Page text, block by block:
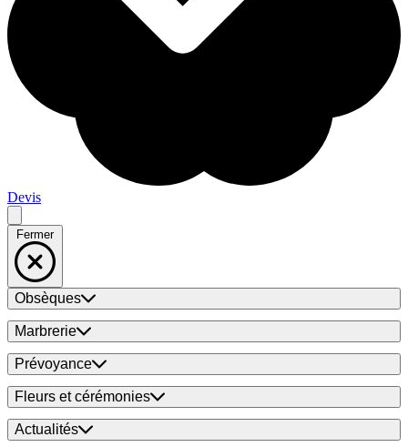
Devis
Fermer
Obsèques
Marbrerie
Prévoyance
Fleurs et cérémonies
Actualités